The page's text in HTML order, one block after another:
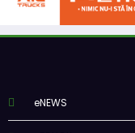
eNEWS